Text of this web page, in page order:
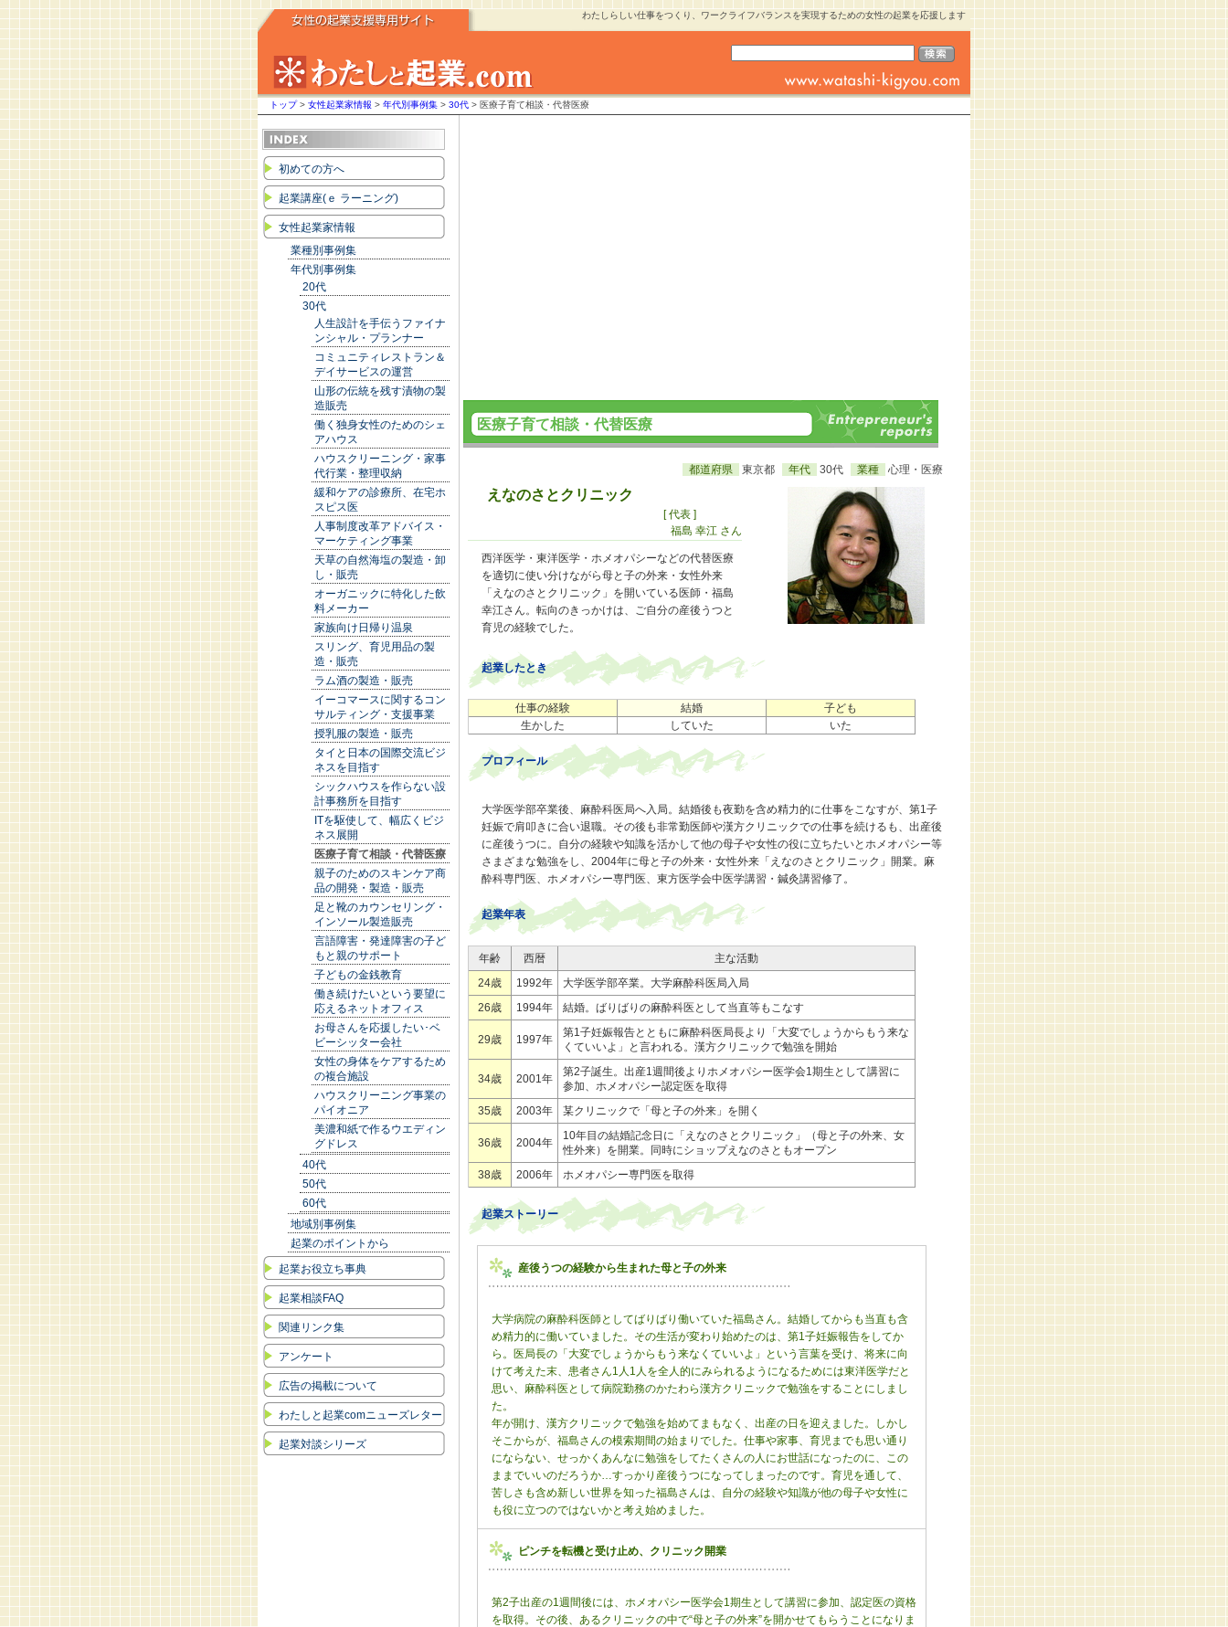
わたしらしい仕事をつくり、ワークライフバランスを実現するための女性の起業を応援します
トップ> 女性起業家情報 > 年代別事例集 > 30代 > 医療子育て相談・代替医療
医療子育て相談・代替医療
都道府県 東京都 年代 30代 業種 心理・医療
えなのさとクリニック
[ 代表 ]
福島 幸江 さん
西洋医学・東洋医学・ホメオパシーなどの代替医療
を適切に使い分けながら母と子の外来・女性外来
「えなのさとクリニック」を開いている医師・福島
幸江さん。転向のきっかけは、ご自分の産後うつと
育児の経験でした。
起業したとき
仕事の経験 結婚
子ども
生かした
していた いた
プロフィール
大学医学部卒業後、麻酔科医局へ入局。結婚後も夜勤を含め精力的に仕事をこなすが、第1子
妊娠で肩叩きに合い退職。その後も非常勤医師や漢方クリニックでの仕事を続けるも、出産後
に産後うつに。自分の経験や知識を活かして他の母子や女性の役に立ちたいとホメオパシー等
さまざまな勉強をし、2004年に母と子の外来・女性外来「えなのさとクリニック」開業。麻
酔科専門医、ホメオパシー専門医、東方医学会中医学講習・鍼灸講習修了。
起業年表
年齢 西暦
主な活動
24歳
1992年
大学医学部卒業。大学麻酔科医局入局
26歳
1994年 結婚。ばりばりの麻酔科医として当直等もこなす
29歳 1997年
第1子妊娠報告とともに麻酔科医局長より「大変でしょうからもう来な
くていいよ」と言われる。漢方クリニックで勉強を開始
34歳 2001年
第2子誕生。出産1週間後よりホメオパシー医学会1期生として講習に
参加、ホメオパシー認定医を取得
35歳
2003年 某クリニックで「母と子の外来」を開く
36歳 2004年
10年目の結婚記念日に「えなのさとクリニック」（母と子の外来、女
性外来）を開業。同時にショップえなのさともオープン
38歳
2006年 ホメオパシー専門医を取得
起業ストーリー
産後うつの経験から生まれた母と子の外来
大学病院の麻酔科医師としてばりばり働いていた福島さん。結婚してからも当直も含
め精力的に働いていました。その生活が変わり始めたのは、第1子妊娠報告をしてか
ら。医局長の「大変でしょうからもう来なくていいよ」という言葉を受け、将来に向
けて考えた末、患者さん1人1人を全人的にみられるようになるためには東洋医学だと
思い、麻酔科医として病院勤務のかたわら漢方クリニックで勉強をすることにしまし
た。
年が開け、漢方クリニックで勉強を始めてまもなく、出産の日を迎えました。しかし
そこからが、福島さんの模索期間の始まりでした。仕事や家事、育児までも思い通り
にならない、せっかくあんなに勉強をしてたくさんの人にお世話になったのに、この
ままでいいのだろうか…すっかり産後うつになってしまったのです。育児を通して、
苦しさも含め新しい世界を知った福島さんは、自分の経験や知識が他の母子や女性に
も役に立つのではないかと考え始めました。
ピンチを転機と受け止め、クリニック開業
第2子出産の1週間後には、ホメオパシー医学会1期生として講習に参加、認定医の資格
を取得。その後、あるクリニックの中で“母と子の外来”を開かせてもらうことになりま
初めての方へ
起業講座(ｅ ラーニング)
女性起業家情報
業種別事例集
年代別事例集
20代
30代
人生設計を手伝うファイナ
ンシャル・プランナー
コミュニティレストラン＆
デイサービスの運営
山形の伝統を残す漬物の製
造販売
働く独身女性のためのシェ
アハウス
ハウスクリーニング・家事
代行業・整理収納
緩和ケアの診療所、在宅ホ
スピス医
人事制度改革アドバイス・
マーケティング事業
天草の自然海塩の製造・卸
し・販売
オーガニックに特化した飲
料メーカー
家族向け日帰り温泉
スリング、育児用品の製
造・販売
ラム酒の製造・販売
イーコマースに関するコン
サルティング・支援事業
授乳服の製造・販売
タイと日本の国際交流ビジ
ネスを目指す
シックハウスを作らない設
計事務所を目指す
ITを駆使して、幅広くビジ
ネス展開
医療子育て相談・代替医療
親子のためのスキンケア商
品の開発・製造・販売
足と靴のカウンセリング・
インソール製造販売
言語障害・発達障害の子ど
もと親のサポート
子どもの金銭教育
働き続けたいという要望に
応えるネットオフィス
お母さんを応援したい･ベ
ビーシッター会社
女性の身体をケアするため
の複合施設
ハウスクリーニング事業の
パイオニア
美濃和紙で作るウエディン
グドレス
40代
50代
60代
地域別事例集
起業のポイントから
起業お役立ち事典
起業相談FAQ
関連リンク集
アンケート
広告の掲載について
わたしと起業comニューズレター
起業対談シリーズ